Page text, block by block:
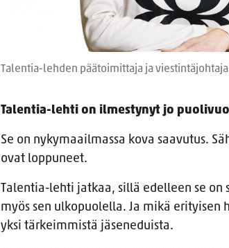
Talentia-lehden päätoimittaja ja viestintäjohtaja
Talentia-lehti on ilmestynyt jo
Se on nykymaailmassa kova saavutus.
ovat loppuneet.
Talentia-lehti jatkaa, sillä edelleen se on
myös sen ulkopuolella. Ja mikä
yksi tärkeimmistä jäseneduista.